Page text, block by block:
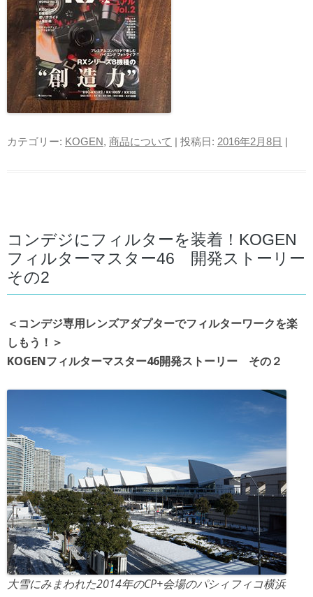
カテゴリー: KOGEN, 商品について | 投稿日: 2016年2月8日
コンデジにフィルターを装着！KOGEN
フィルターマスター46 開発ストーリー
その2
＜コンデジ専用レンズアダプターでフィルターワークを楽
しもう！＞
KOGENフィルターマスター46開発ストーリー その２
大雪にみまわれた2014年のCP+会場のパシィフィコ横浜